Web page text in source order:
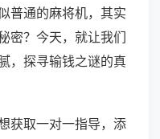
普通的麻将机，其实
密？今天，就让我们
，探寻输钱之谜的真
获取一对一指导，添